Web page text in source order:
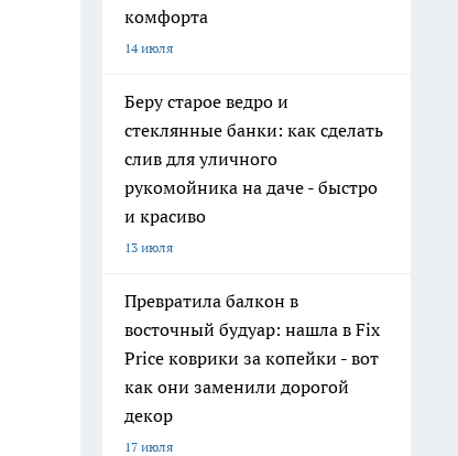
комфорта
14 июля
Беру старое ведро и
стеклянные банки: как сделать
слив для уличного
рукомойника на даче - быстро
и красиво
13 июля
Превратила балкон в
восточный будуар: нашла в Fix
Price коврики за копейки - вот
как они заменили дорогой
декор
17 июля